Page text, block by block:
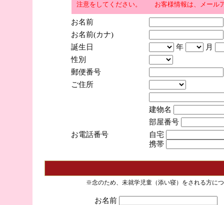
注意をしてください。 お客様情報は、メール
お名前
お名前(カナ)
誕生日
年
月
性別
郵便番号
ご住所
建物名
部屋番号
お電話番号
自宅
携帯
※念のため、未就学児童（添い寝）をされる方に
お名前